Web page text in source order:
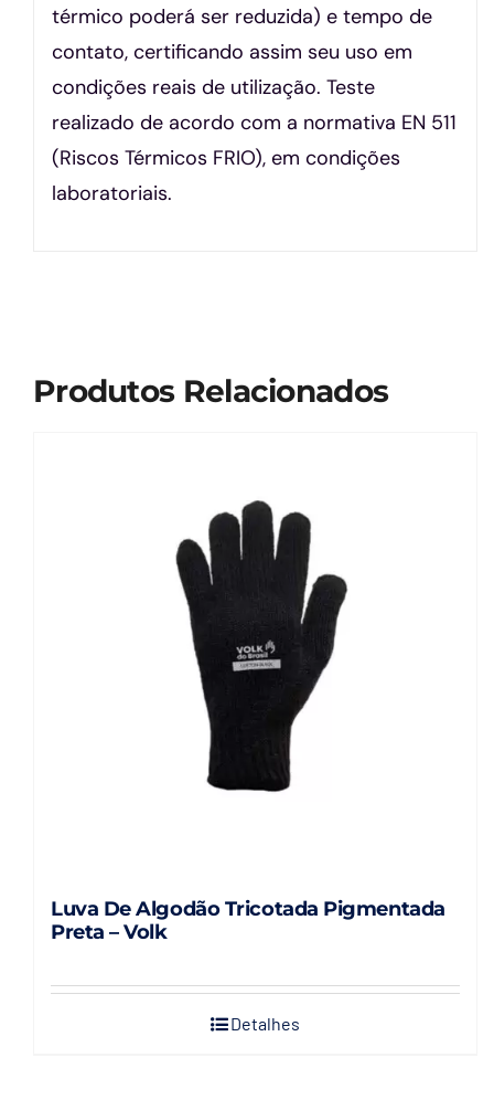
térmico poderá ser reduzida) e tempo de
contato, certificando assim seu uso em
condições reais de utilização. Teste
realizado de acordo com a normativa EN 511
(Riscos Térmicos FRIO), em condições
laboratoriais.
Produtos Relacionados
Luva De Algodão Tricotada Pigmentada
Preta – Volk
Detalhes